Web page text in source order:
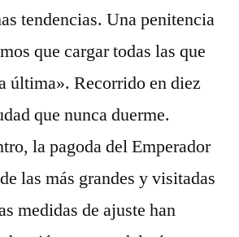
tendencias. Una penitencia
que cargar todas las que
última». Recorrido en diez
que nunca duerme.
la pagoda del Emperador
las más grandes y visitadas
medidas de ajuste han